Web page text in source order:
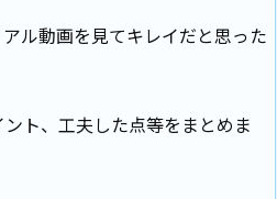
ル動画を見てキレイだと思った
ト、工夫した点等をまとめま